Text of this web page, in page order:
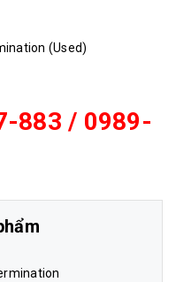
(Used)
883 / 0989-